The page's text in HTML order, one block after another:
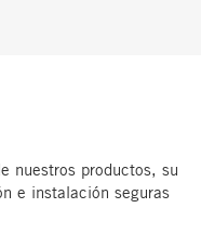
nuestros productos, su
e instalación seguras